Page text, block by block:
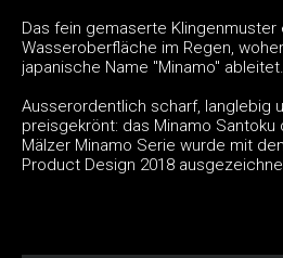
Das fein gemaserte Klingenmuster
Wasseroberfläche im Regen,
japanische Name "Minamo" ableitet.
Ausserordentlich scharf, langlebig
preisgekrönt: das Minamo Santoku
Mälzer Minamo Serie wurde mit
Product Design 2018